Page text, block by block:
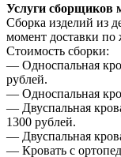
Услуги сборщиков
Сборка изделий из
момент доставки
Стоимость сборки:
— Односпальная
рублей.
— Односпальная
— Двуспальная
1300 рублей.
— Двуспальная
— Кровать с